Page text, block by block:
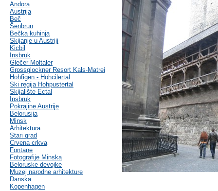
Andora
Austrija
Beč
Šenbrun
Bečka kuhinja
Skijanje u Austriji
Kicbil
Insbruk
Glečer Moltaler
Grossglockner Resort Kals-Matrei
Hohfigen - Hohcilertal
Ski regija Hohpustertal
Skijalište Ectal
Insbruk
Pokrajine Austrije
Belorusija
Minsk
Arhitektura
Stari grad
Crvena crkva
Fontane
Fotografije Minska
Beloruske devojke
Muzej narodne arhitekture
Danska
Kopenhagen